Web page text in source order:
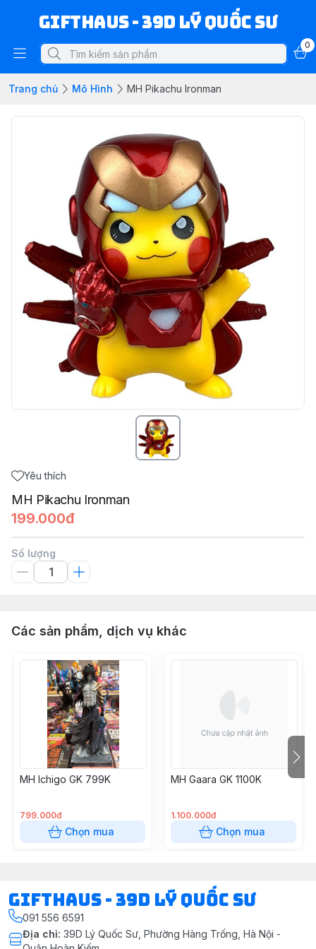
Gifthaus - 39D Lý Quốc Sư
0
Trang chủ Mô Hình MH Pikachu Ironman
Yêu thích
MH Pikachu Ironman
199.000đ
Số lượng
Các sản phẩm, dịch vụ khác
MH Ichigo GK 799K
799.000đ
Chọn mua
MH Gaara GK 1100K
1.100.000đ
Chọn mua
Gifthaus - 39D Lý Quốc Sư
091 556 6591
Địa chỉ: 39D Lý Quốc Sư, Phường Hàng Trống, Hà Nội -